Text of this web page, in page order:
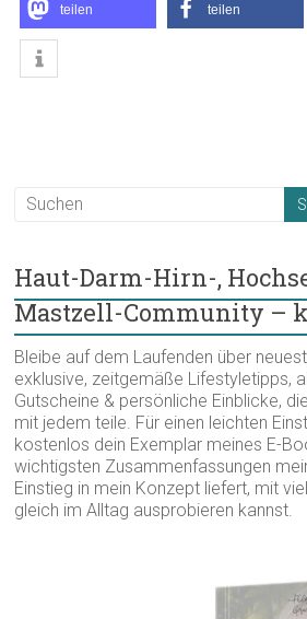
teilen teilen
Haut-Darm-Hirn-,
Mastzell-Community –
Bleibe auf dem Laufenden über
exklusive, zeitgemäße Lifestyletipps,
Gutscheine & persönliche Einblicke,
mit jedem teile. Für einen leichten
kostenlos dein Exemplar meines E-
wichtigsten Zusammenfassungen
Einstieg in mein Konzept liefert, mit
gleich im Alltag ausprobieren kannst.